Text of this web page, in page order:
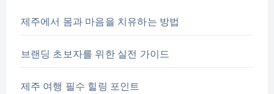
제주에서 몸과 마음을 치유하는 방법
브랜딩 초보자를 위한 실전 가이드
제주 여행 필수 힐링 포인트